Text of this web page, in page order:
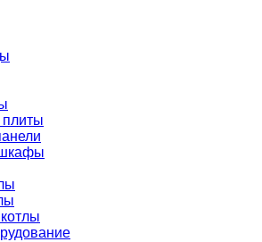
плиты